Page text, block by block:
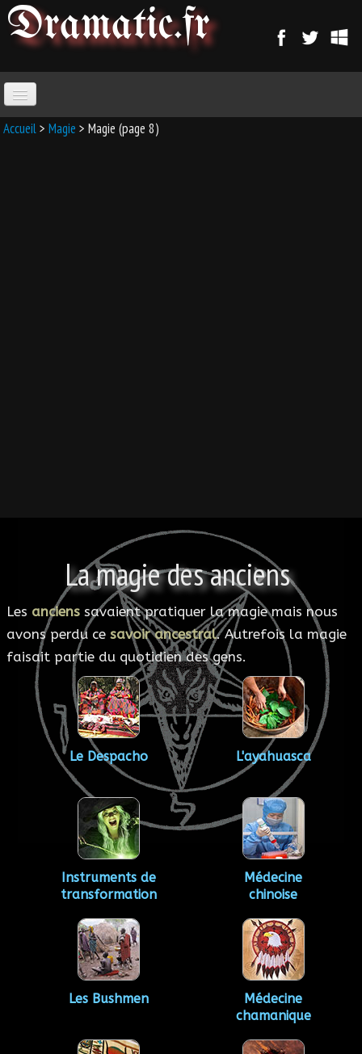
Dramatic.fr
ACCUEIL
Accueil> Magie > Magie (page 8)
La magie des anciens
Les anciens savaient pratiquer la magie mais nous
avons perdu ce savoir ancestral. Autrefois la magie
faisait partie du quotidien des gens.
Le Despacho L'ayahuasca
Instruments de
transformation
Médecine
chinoise
Les Bushmen
Médecine
chamanique